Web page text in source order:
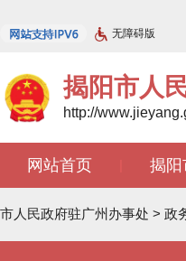
无障碍版
揭阳市人
http://
网站首页 揭阳
文苑天地 |
市人民政府驻广州办事处 > 政